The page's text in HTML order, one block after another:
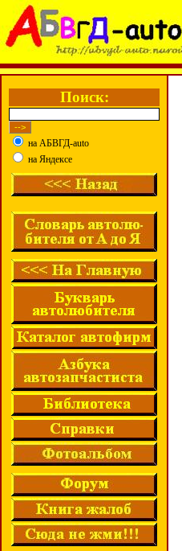
Поиск:
на АБВГД-auto
на Яндексе